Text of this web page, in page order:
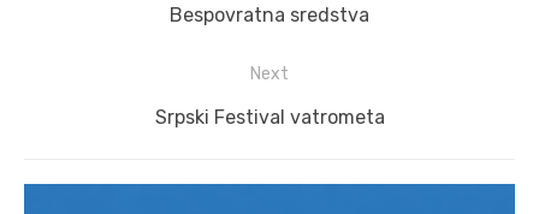
Previous
Bespovratna sredstva
Next
Next
Srpski Festival vatrometa